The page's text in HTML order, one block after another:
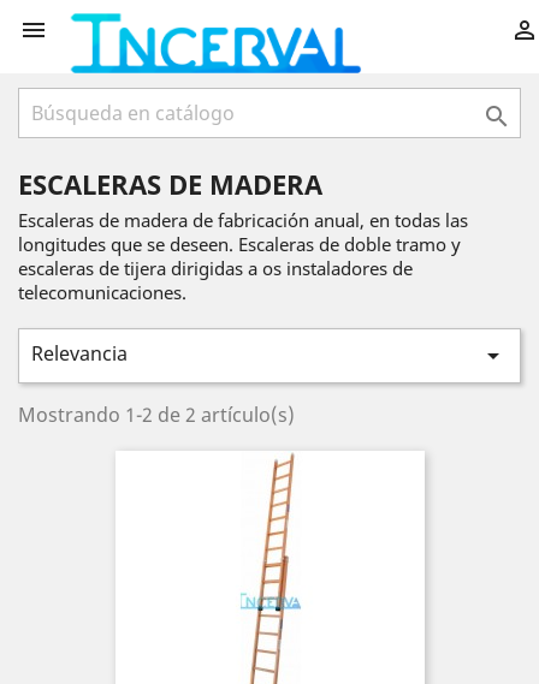
 

ESCALERAS DE MADERA
Escaleras de madera de fabricación anual, en todas las
longitudes que se deseen. Escaleras de doble tramo y
escaleras de tijera dirigidas a os instaladores de
telecomunicaciones.
Relevancia 
Mostrando 1-2 de 2 artículo(s)